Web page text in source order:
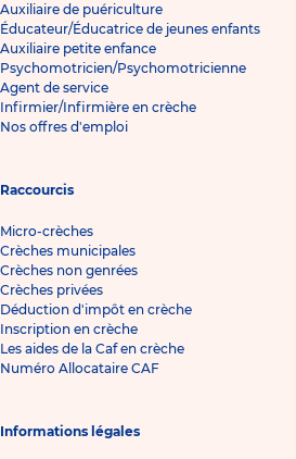
Auxiliaire de puériculture
Éducateur/Éducatrice de jeunes enfants
Auxiliaire petite enfance
Psychomotricien/Psychomotricienne
Agent de service
Infirmier/Infirmière en crèche
Nos offres d'emploi
Raccourcis
Micro-crèches
Crèches municipales
Crèches non genrées
Crèches privées
Déduction d'impôt en crèche
Inscription en crèche
Les aides de la Caf en crèche
Numéro Allocataire CAF
Informations légales